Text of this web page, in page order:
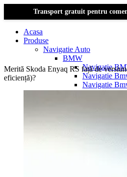
Transport gratuit pentru
Acasa
Produse
Navigatie Auto
BMW
Navigație
Navigatie
Navigatie
Merită Skoda Enyaq RS față de
eficiență)?